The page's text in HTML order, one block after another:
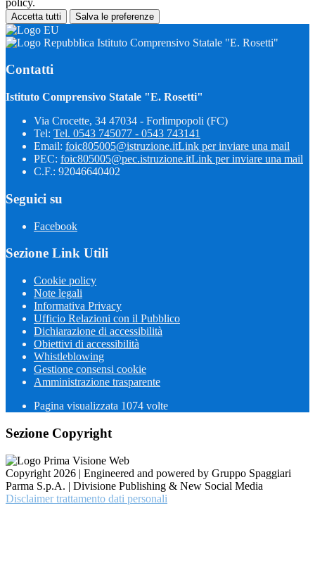
Accetta tutti Salva le preferenze
Istituto Comprensivo Statale "E. Rosetti"
Contatti
Istituto Comprensivo Statale "E. Rosetti"
Via Crocette, 34 47034 - Forlimpopoli (FC)
Tel: Tel. 0543 745077 - 0543 743141
Email: foic805005@istruzione.itLink per inviare una mail
PEC: foic805005@pec.istruzione.itLink per inviare una mail
C.F.: 92046640402
Seguici su
Facebook
Sezione Link Utili
Cookie policy
Note legali
Informativa Privacy
Ufficio Relazioni con il Pubblico
Dichiarazione di accessibilità
Obiettivi di accessibilità
Whistleblowing
Gestione consensi cookie
Amministrazione trasparente
Pagina visualizzata 1074 volte
Sezione Copyright
Copyright 2026 | Engineered and powered by Gruppo Spaggiari
Parma S.p.A. | Divisione Publishing & New Social Media
Disclaimer trattamento dati personali